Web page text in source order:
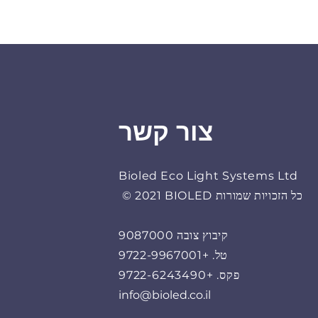
צור קשר
Bioled Eco Light Systems Ltd
© 2021 BIOLED כל הזכויות שמורות
קיבוץ צובה 9087000
טל. +9722-9967001
פקס. +9722-6243490
info@bioled.co.il